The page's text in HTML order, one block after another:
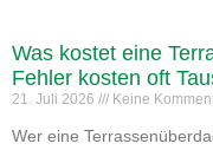
Was kostet eine
Fehler kosten oft
21. Juli 2026 Keine
Wer eine